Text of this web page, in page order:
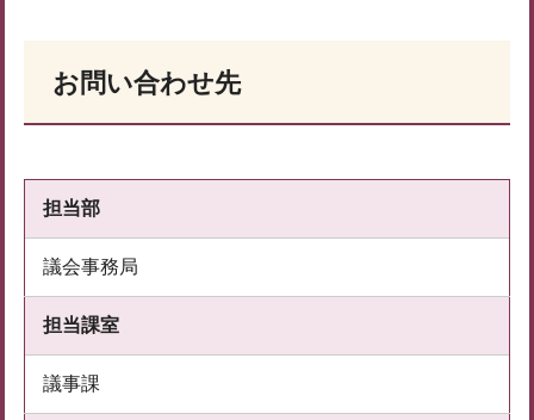
お問い合わせ先
担当部
議会事務局
担当課室
議事課